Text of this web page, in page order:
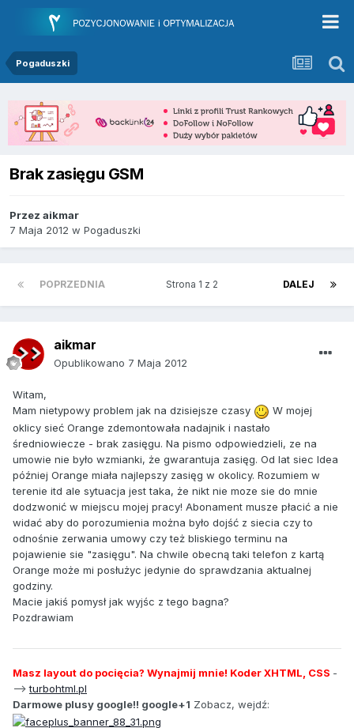
Pogaduszki
Brak zasięgu GSM
Przez aikmar
7 Maja 2012 w Pogaduszki
POPRZEDNIA DALEJ
Strona 1 z 2
aikmar
Opublikowano 7 Maja 2012
Witam,
Mam nietypowy problem jak na dzisiejsze czasy
W mojej
oklicy sieć Orange zdemontowała nadajnik i nastało
średniowiecze - brak zasięgu. Na pismo odpowiedzieli, ze na
umowie nie było wzmianki, że gwarantuja zasięg. Od lat siec Idea
później Orange miała najlepszy zasięg w okolicy. Rozumiem w
terenie itd ale sytuacja jest taka, że nikt nie moze sie do mnie
dodzwonić w miejscu mojej pracy! Abonament musze płacić a nie
widać aby do porozumienia można było dojść z siecia czy to
odnośnie zerwania umowy czy też bliskiego terminu na
pojawienie sie "zasięgu". Na chwile obecną taki telefon z kartą
Orange może mi posłużyc jedynie do sprawdzania aktualnej
godziny.
Macie jakiś pomysł jak wyjśc z tego bagna?
Pozdrawiam
Masz layout do pocięcia? Wynajmij mnie! Koder XHTML, CSS -
-->turbohtml.pl
Darmowe plusy google!! google+1 Zobacz, wejdź: